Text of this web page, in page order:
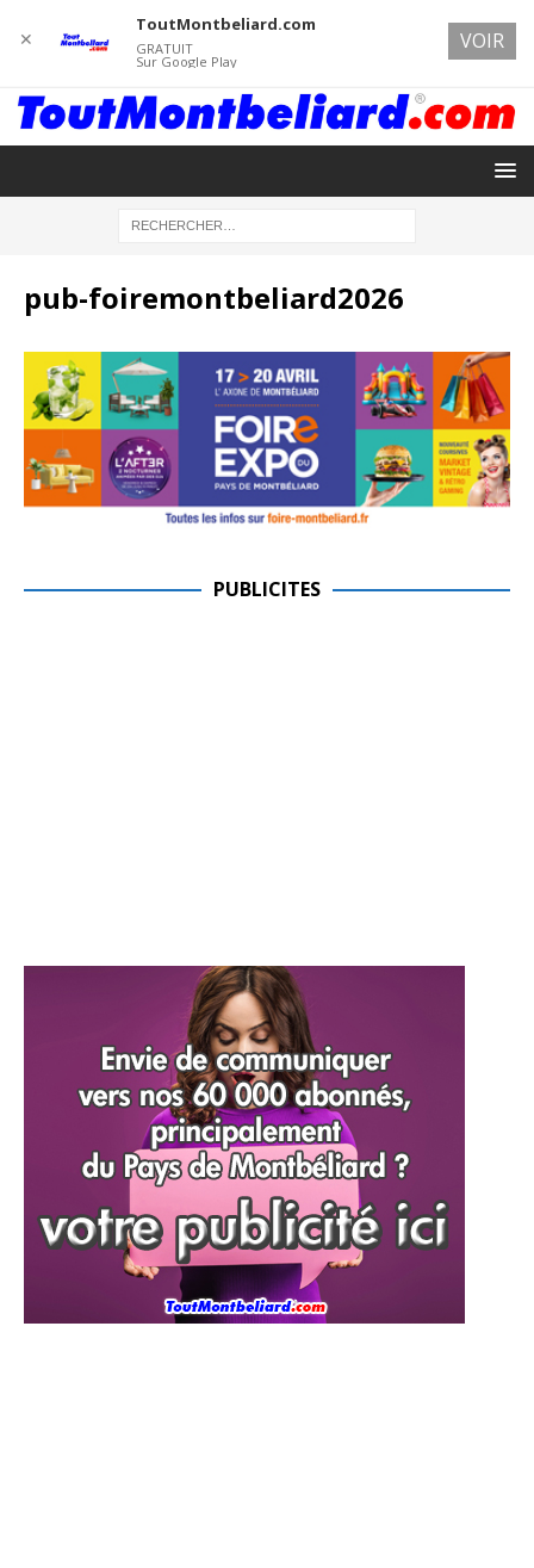
pub-foiremontbeliard2026
PUBLICITES
✕
ToutMontbeliard.com
GRATUIT
Sur Google Play
VOIR